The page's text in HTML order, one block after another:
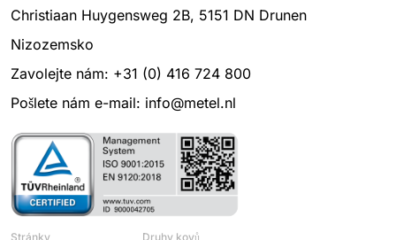
Christiaan Huygensweg 2B, 5151 DN Drunen
Nizozemsko
Zavolejte nám: +31 (0) 416 724 800
Pošlete nám e-mail: info@metel.nl
Stránky Druhy kovů